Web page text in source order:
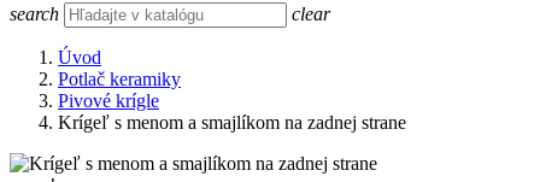
search clear
Úvod
Potlač keramiky
Pivové krígle
Krígeľ s menom a smajlíkom na zadnej strane